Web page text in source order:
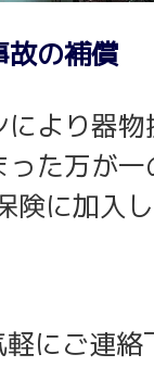
故の補償
より器
た万が
険に加入
にご連絡